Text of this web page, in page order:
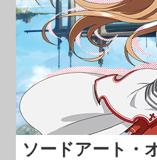
ソードアート・